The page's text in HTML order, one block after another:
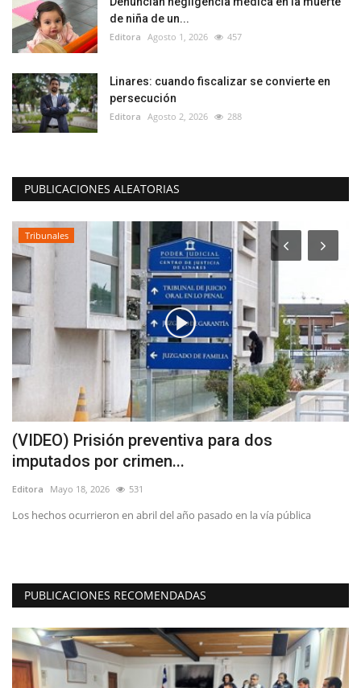
de niña de un...
Editora Agosto 1, 2026 457
Linares: cuando fiscalizar se convierte en
persecución
Editora Agosto 2, 2026 288
PUBLICACIONES ALEATORIAS
Tribunales
(VIDEO) Prisión preventiva para dos
imputados por crimen...
Editora Mayo 18, 2026 531
Los hechos ocurrieron en abril del año pasado en la vía pública
PUBLICACIONES RECOMENDADAS